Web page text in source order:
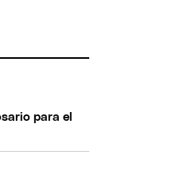
para el